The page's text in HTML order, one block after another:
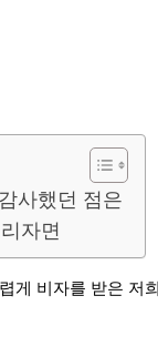
사했던 점은
자면
비자를 받은 저